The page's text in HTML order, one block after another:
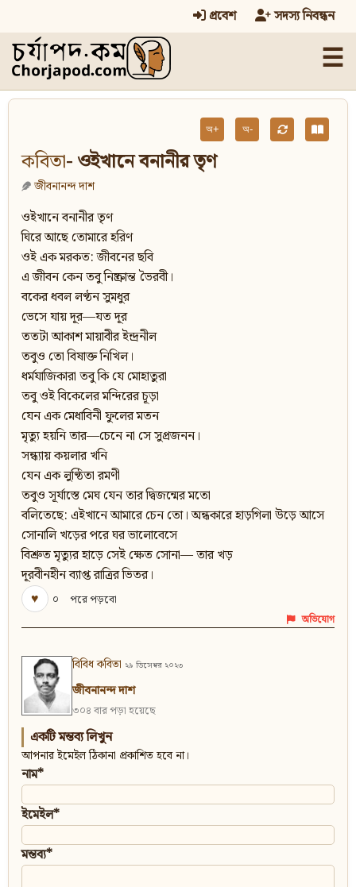
প্রবেশ সদস্য নিবন্ধন
☰
অ+ অ-
কবিতা- ওইখানে বনানীর তৃণ
জীবনানন্দ দাশ
ওইখানে বনানীর তৃণ
ঘিরে আছে তোমারে হরিণ
ওই এক মরকত: জীবনের ছবি
এ জীবন কেন তবু নিষ্ক্রান্ত ভৈরবী।
বকের ধবল লণ্ঠন সুমধুর
ভেসে যায় দূর—যত দূর
ততটা আকাশ মায়াবীর ইন্দ্রনীল
তবুও তো বিষাক্ত নিখিল।
ধর্মযাজিকারা তবু কি যে মোহাতুরা
তবু ওই বিকেলের মন্দিরের চূড়া
যেন এক মেধাবিনী ফুলের মতন
মৃত্যু হয়নি তার—চেনে না সে সুপ্রজনন।
সন্ধ্যায় কয়লার খনি
যেন এক লুণ্ঠিতা রমণী
তবুও সূর্যাস্তে মেঘ যেন তার দ্বিজন্মের মতো
বলিতেছে: এইখানে আমারে চেন তো। অন্ধকারে হাড়গিলা উড়ে আসে
সোনালি খড়ের পরে ঘর ভালোবেসে
বিশ্রুত মৃত্যুর হাড়ে সেই ক্ষেত সোনা— তার খড়
দূরবীনহীন ব্যাপ্ত রাত্রির ভিতর।
♥
০ পরে পড়বো
অভিযোগ
বিবিধ কবিতা ২৯ ডিসেম্বর ২০২৩
জীবনানন্দ দাশ
৩০৪ বার পড়া হয়েছে
একটি মন্তব্য লিখুন
আপনার ইমেইল ঠিকানা প্রকাশিত হবে না।
নাম*
ইমেইল*
মন্তব্য*